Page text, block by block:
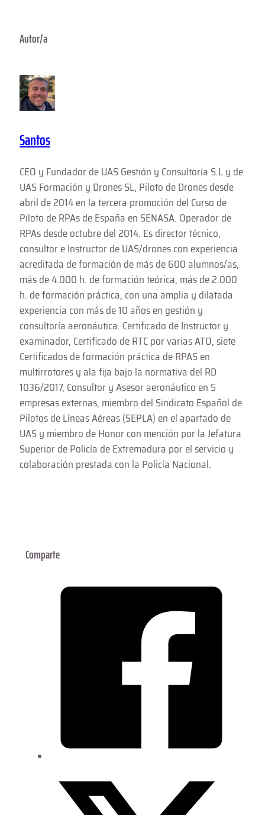
Autor/a
Santos
CEO y Fundador de UAS Gestión y Consultoría S.L y de
UAS Formación y Drones SL, Piloto de Drones desde
abril de 2014 en la tercera promoción del Curso de
Piloto de RPAs de España en SENASA. Operador de
RPAs desde octubre del 2014. Es director técnico,
consultor e Instructor de UAS/drones con experiencia
acreditada de formación de más de 600 alumnos/as,
más de 4.000 h. de formación teórica, más de 2.000
h. de formación práctica, con una amplia y dilatada
experiencia con más de 10 años en gestión y
consultoría aeronáutica. Certificado de Instructor y
examinador, Certificado de RTC por varias ATO, siete
Certificados de formación práctica de RPAS en
multirrotores y ala fija bajo la normativa del RD
1036/2017, Consultor y Asesor aeronáutico en 5
empresas externas, miembro del Sindicato Español de
Pilotos de Líneas Aéreas (SEPLA) en el apartado de
UAS y miembro de Honor con mención por la Jefatura
Superior de Policía de Extremadura por el servicio y
colaboración prestada con la Policía Nacional.
Comparte